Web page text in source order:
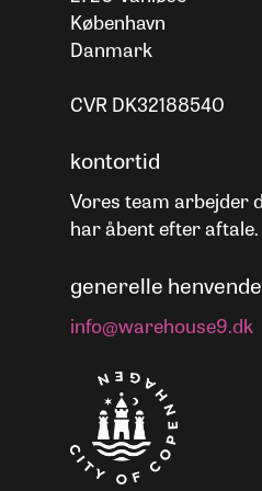
København
Danmark
CVR DK32188540
kontortid
Vores team arbejder
har åbent efter aftale.
generelle
info@warehouse9.dk